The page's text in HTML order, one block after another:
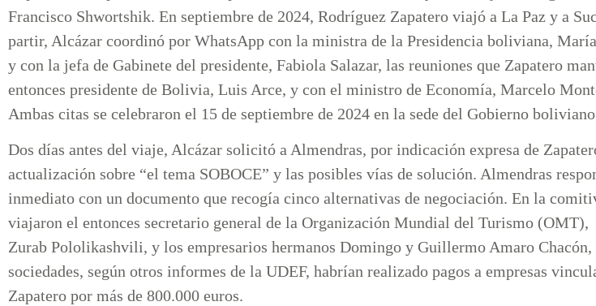
Francisco Shwortshik. En septiembre de 2024, Rodríguez Zapatero viajó a La Paz y a
partir, Alcázar coordinó por WhatsApp con la ministra de la Presidencia boliviana,
y con la jefa de Gabinete del presidente, Fabiola Salazar, las reuniones que Zapatero
entonces presidente de Bolivia, Luis Arce, y con el ministro de Economía, Marcelo
Ambas citas se celebraron el 15 de septiembre de 2024 en la sede del Gobierno
Dos días antes del viaje, Alcázar solicitó a Almendras, por indicación expresa de
actualización sobre “el tema SOBOCE” y las posibles vías de solución. Almendras
inmediato con un documento que recogía cinco alternativas de negociación. En la
viajaron el entonces secretario general de la Organización Mundial del Turismo (OMT),
Zurab Pololikashvili, y los empresarios hermanos Domingo y Guillermo Amaro Chacón,
sociedades, según otros informes de la UDEF, habrían realizado pagos a empresas
Zapatero por más de 800.000 euros.